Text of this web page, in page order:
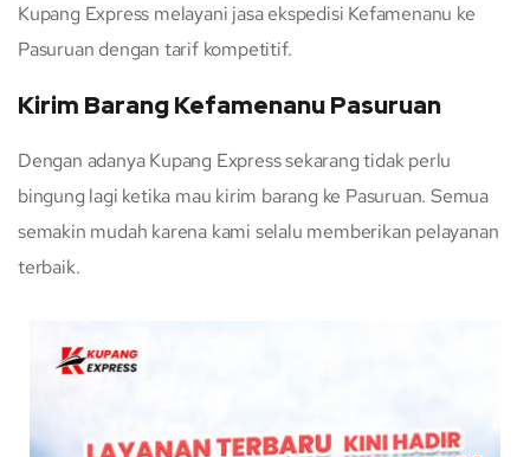
Kupang Express melayani jasa ekspedisi Kefamenanu ke
Pasuruan dengan tarif kompetitif.
Kirim Barang Kefamenanu Pasuruan
Dengan adanya Kupang Express sekarang tidak perlu
bingung lagi ketika mau kirim barang ke Pasuruan. Semua
semakin mudah karena kami selalu memberikan pelayanan
terbaik.